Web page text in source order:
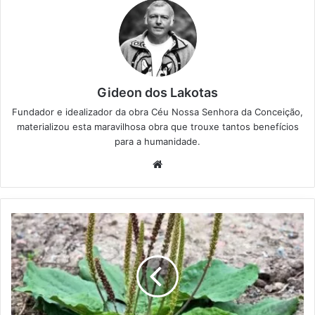
Gideon dos Lakotas
Fundador e idealizador da obra Céu Nossa Senhora da Conceição,
materializou esta maravilhosa obra que trouxe tantos benefícios
para a humanidade.
te
T
a
n
s
a
g
e